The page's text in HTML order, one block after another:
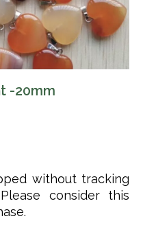
-20mm
without tracking
consider this